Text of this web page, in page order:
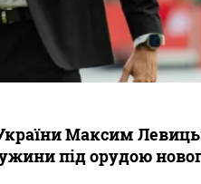
Максим
під орудою